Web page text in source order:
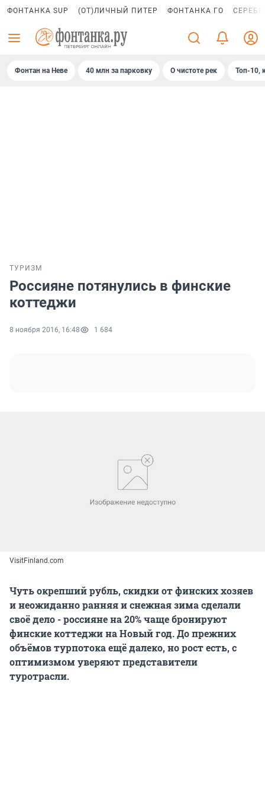
ФОНТАНКА SUP (ОТ)ЛИЧНЫЙ ПИТЕР ФОНТАНКА ГО
Фонтан на Неве 40 млн за парковку О чистоте рек Топ-10,
ТУРИЗМ
Россияне потянулись в финские
коттеджи
8 ноября 2016, 16:48 1 684
VisitFinland.com
Чуть окрепший рубль, скидки от финских хозяев
и неожиданно ранняя и снежная зима сделали
своё дело - россияне на 20% чаще бронируют
финские коттеджи на Новый год. До прежних
объёмов турпотока ещё далеко, но рост есть, с
оптимизмом уверяют представители
туротрасли.